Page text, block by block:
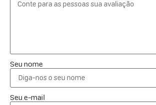
Seu nome
Seu e-mail